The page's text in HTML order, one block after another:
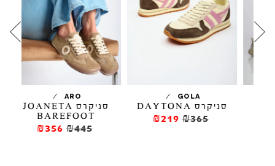
GOLA
/
סניקרס DAYTONA
₪365
₪219
ARO
/
סניקרס JOANETA
BAREFOOT
₪445
₪356